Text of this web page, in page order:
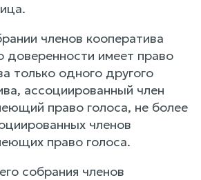
членов кооператива
доверенности имеет право
только одного другого
ассоциированный член
право голоса, не более
членов
право голоса.
собрания членов